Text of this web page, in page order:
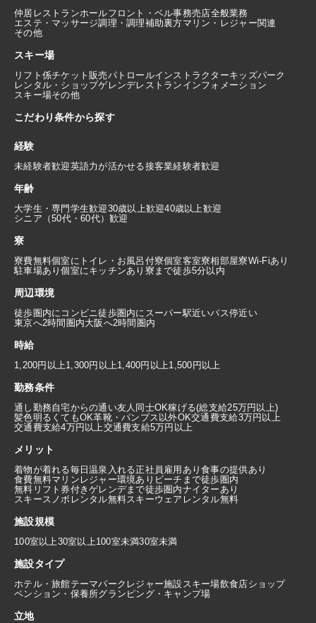
仲居 レストランホールフロント・ベル事務売店全般業務
エステ・マッサージ調理・調理補助裏方マリン・レジャー関連
その他
スキー場
リフト係チケット販売パトロールインストラクターキッズパーク
レンタル・ショップゲレンデレストラン インフォメーション
スキー場その他
こだわり条件から探す
経験
未経験者歓迎英語力が活かせる接客業経験者歓迎
年齢
大学生・専門学生歓迎30歳以上歓迎40歳以上歓迎
シニア（50代・60代）歓迎
寮
寮費無料個室にトイレ・お風呂付寮個室客室寮相部屋寮Wi-Fiあり
駐車場あり個室にキッチンあり 寮まで徒歩5分以内
周辺環境
徒歩圏内にコンビニ徒歩圏内にスーパー駅近いバス停近い
東京へ2時間圏内大阪へ2時間圏内
時給
1,200円以上1,300円以上1,400円以上1,500円以上
勤務条件
通し勤務自宅からの通い友人同士OK稼げる(総支給25万円以上)
髪色明るくてもOK革靴・パンプス以外OK交通費支給3万円以上
交通費支給4万円以上交通費支給5万円以上
メリット
着物が着れる毎日温泉入れる正社員雇用あり食事の提供あり
食費無料マリンレジャー環境あり ビーチまで徒歩圏内
無料リフト券付きゲレンデまで徒歩圏内ナイターあり
スキースノボレンタル無料スキーウェアレンタル無料
施設規模
100室以上30室以上100室未満30室未満
施設タイプ
ホテル・旅館テーマパーク レジャー施設スキー場飲食店ショップ
ペンション・保養所グランピング・キャンプ場
立地